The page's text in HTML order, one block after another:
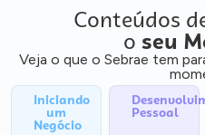
Conteúdos
o seu
Veja o que o Sebrae tem
Iniciando
um
Negócio
Pessoal